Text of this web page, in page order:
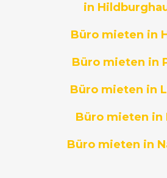
in
Büro mieten in
Büro mieten in
Büro mieten in
Büro mieten in
Büro mieten in